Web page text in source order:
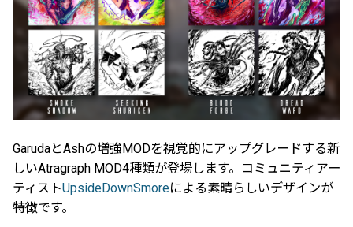
GarudaとAshの増強MODを視覚的にアップグレードする新
しいAtragraph MOD4種類が登場します。コミュニティアー
ティストUpsideDownSmoreによる素晴らしいデザインが
特徴です。